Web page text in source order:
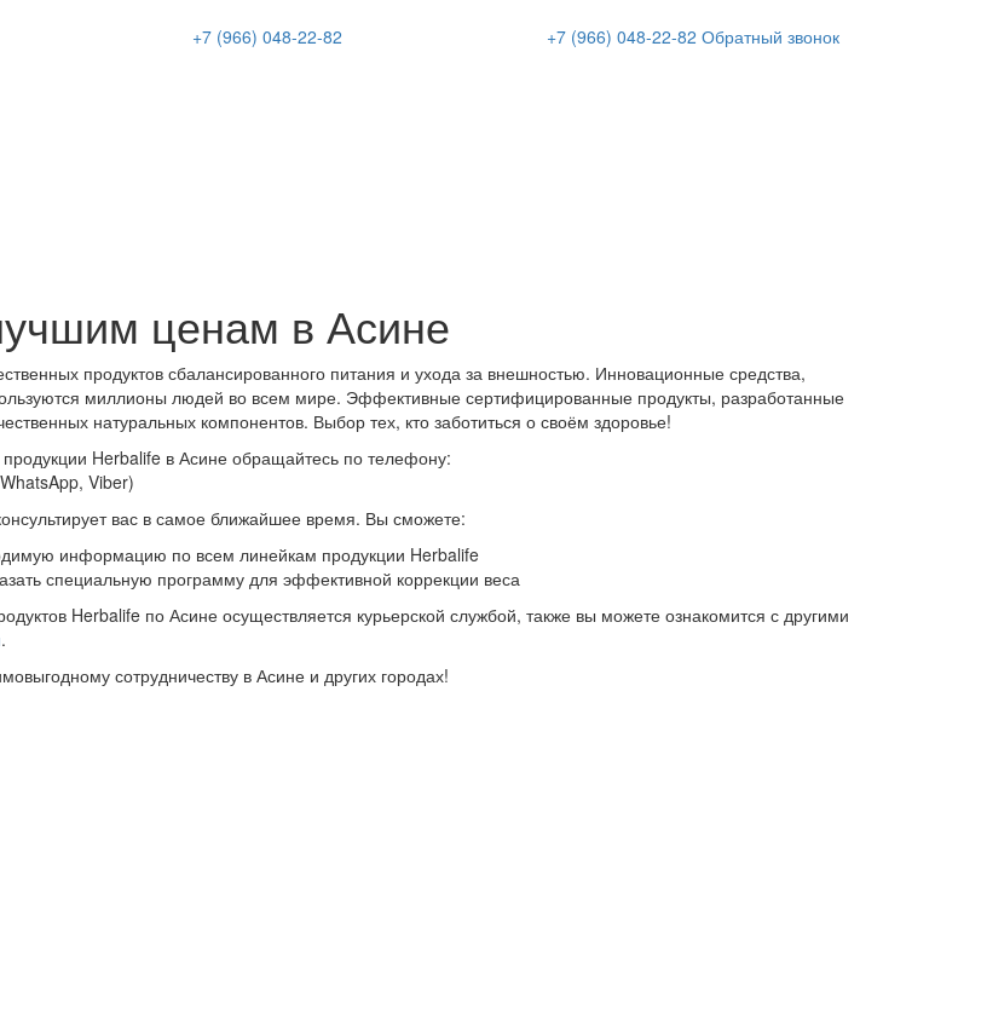
+7 (966) 048-22-82 +7 (966) 048-22-82 Обратный звонок
ценам в Асине
продуктов сбалансированного питания и ухода за внешностью. Инновационные средства,
миллионы людей во всем мире. Эффективные сертифицированные продукты, разработанные
натуральных компонентов. Выбор тех, кто заботиться о своём здоровье!
Herbalife в Асине обращайтесь по телефону:
Viber)
вас в самое ближайшее время. Вы сможете:
информацию по всем линейкам продукции Herbalife
специальную программу для эффективной коррекции веса
Herbalife по Асине осуществляется курьерской службой, также вы можете ознакомится с другими
.
сотрудничеству в Асине и других городах!